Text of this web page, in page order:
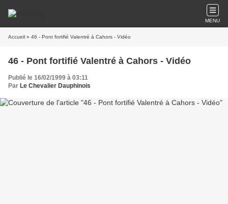
MENU
Accueil » 46 - Pont fortifié Valentré à Cahors - Vidéo
46 - Pont fortifié Valentré à Cahors - Vidéo
Publié le 16/02/1999 à 03:11
Par Le Chevalier Dauphinois